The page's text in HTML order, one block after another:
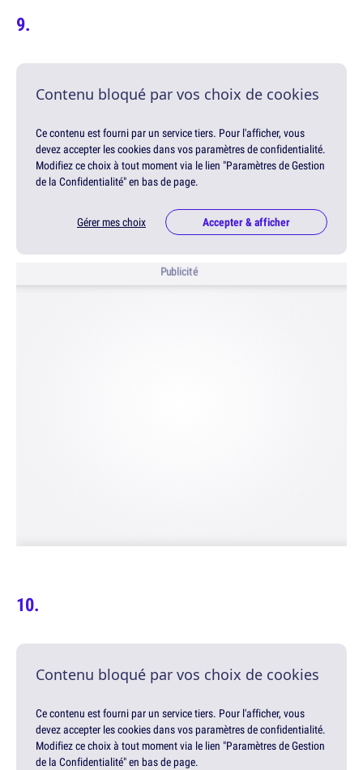
Contenu bloqué par vos choix de cookies
Ce contenu est fourni par un service tiers. Pour l'afficher, vous
devez accepter les cookies dans vos paramètres de confidentialité.
Modifiez ce choix à tout moment via le lien "Paramètres de Gestion
de la Confidentialité" en bas de page.
Gérer mes choix Accepter & afficher
Publicité
Contenu bloqué par vos choix de cookies
Ce contenu est fourni par un service tiers. Pour l'afficher, vous
devez accepter les cookies dans vos paramètres de confidentialité.
Modifiez ce choix à tout moment via le lien "Paramètres de Gestion
de la Confidentialité" en bas de page.